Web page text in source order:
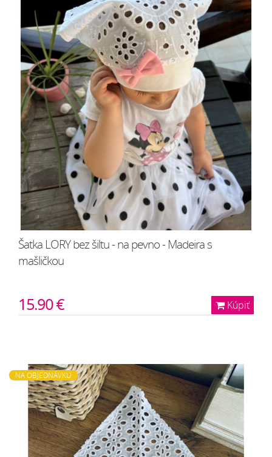
Šatka LORY bez šiltu - na pevno - Madeira s
mašličkou
Kúpiť
15.90 €
NA OBJEDNÁVKU